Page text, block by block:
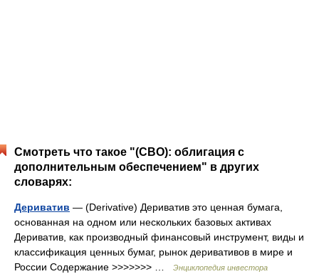
Смотреть что такое "(СВО): облигация с
дополнительным обеспечением" в других
словарях:
Дериватив — (Derivative) Дериватив это ценная бумага,
основанная на одном или нескольких базовых активах
Дериватив, как производный финансовый инструмент, виды и
классификация ценных бумаг, рынок деривативов в мире и
России Содержание >>>>>>> …
Энциклопедия инвестора